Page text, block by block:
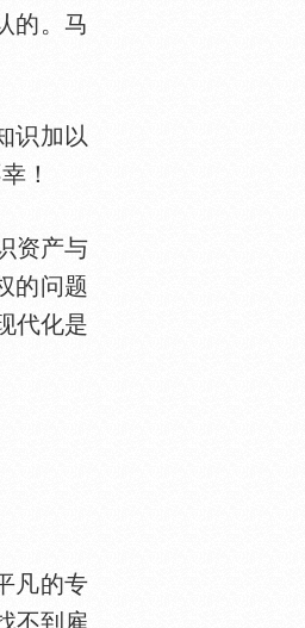
的。马
识加以
！
资产与
的问题
代化是
凡的专
不到雇